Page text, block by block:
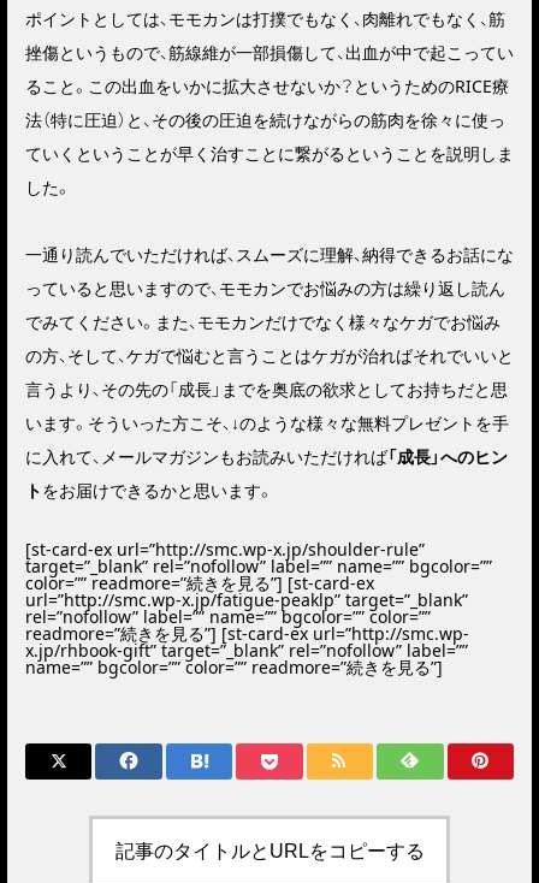
ポイントとしては、モモカンは打撲でもなく、肉離れでもなく、筋
挫傷というもので、筋線維が一部損傷して、出血が中で起こってい
ること。この出血をいかに拡大させないか？というためのRICE療
法（特に圧迫）と、その後の圧迫を続けながらの筋肉を徐々に使っ
ていくということが早く治すことに繋がるということを説明しま
した。
一通り読んでいただければ、スムーズに理解、納得できるお話にな
っていると思いますので、モモカンでお悩みの方は繰り返し読ん
でみてください。また、モモカンだけでなく様々なケガでお悩み
の方、そして、ケガで悩むと言うことはケガが治ればそれでいいと
言うより、 その先の「成長」までを奥底の欲求としてお持ちだと思
います。そういった方こそ、↓のような様々な無料プレゼント を手
に入れて、メールマガジンもお読みいただければ「成長」へのヒン
トをお届けできるかと思います。
[st-card-ex url=”http://smc.wp-x.jp/shoulder-rule”
target=”_blank” rel=”nofollow” label=”” name=”” bgcolor=””
color=”” readmore=”続きを見る”] [st-card-ex
url=”http://smc.wp-x.jp/fatigue-peaklp” target=”_blank”
rel=”nofollow” label=”” name=”” bgcolor=”” color=””
readmore=”続きを見る”] [st-card-ex url=”http://smc.wp-
x.jp/rhbook-gift” target=”_blank” rel=”nofollow” label=””
name=”” bgcolor=”” color=”” readmore=”続きを見る”]
記事のタイトルとURLをコピーする